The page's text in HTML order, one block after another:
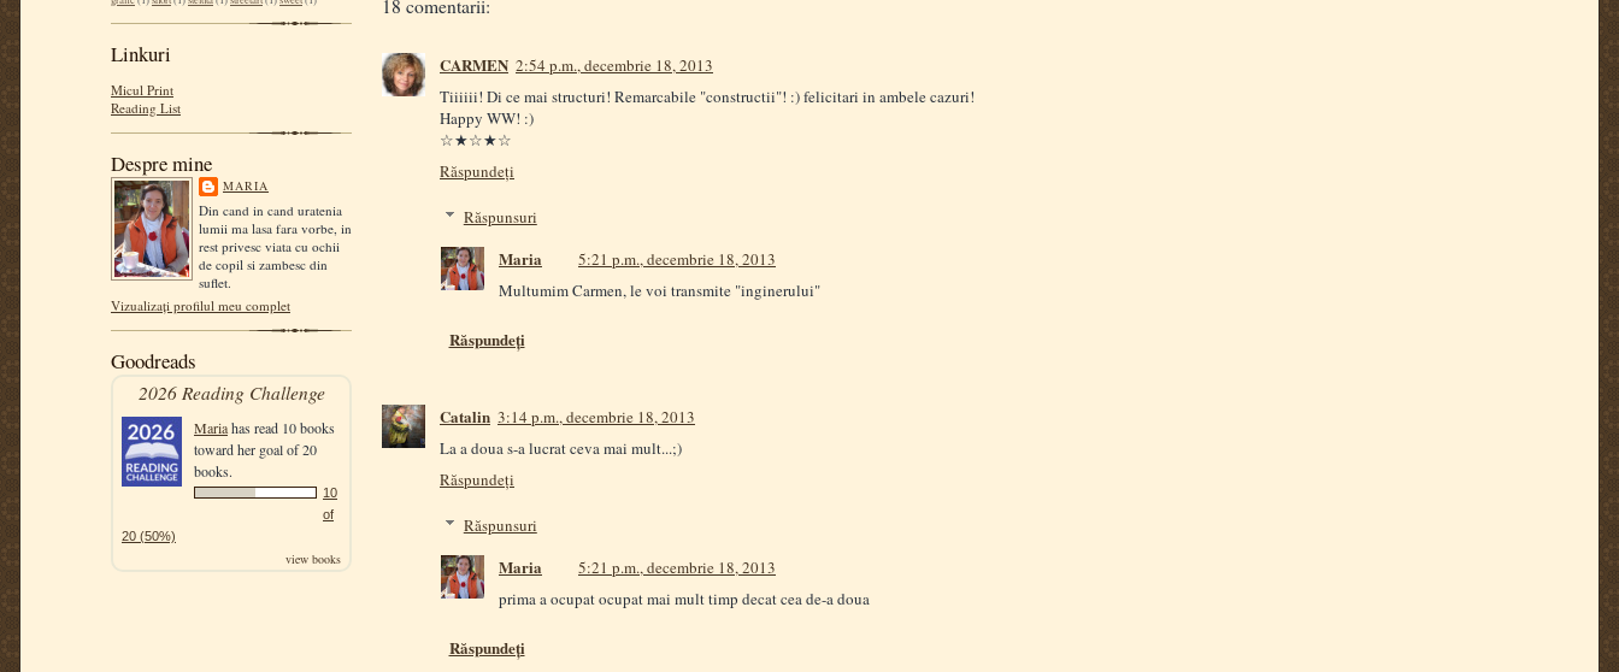
Linkuri
Micul Print
Reading List
Despre mine
MARIA
Din cand in cand uratenia
lumii ma lasa fara vorbe, in
rest privesc viata cu ochii
de copil si zambesc din
suflet.
Vizualizați profilul meu complet
Goodreads
2026 Reading Challenge
Mariahas read 10 books
toward her goal of 20
books.
10
of
20 (50%)
view books
18 comentarii:
CARMEN 2:54 p.m., decembrie 18, 2013
Tiiiiii! Di ce mai structuri! Remarcabile "constructii"! :) felicitari in ambele cazuri!
Happy WW! :)
☆★☆★☆
Răspundeți
Răspunsuri
Maria
5:21 p.m., decembrie 18, 2013
Multumim Carmen, le voi transmite "inginerului"
Răspundeți
Catalin 3:14 p.m., decembrie 18, 2013
La a doua s-a lucrat ceva mai mult...;)
Răspundeți
Răspunsuri
Maria
5:21 p.m., decembrie 18, 2013
prima a ocupat ocupat mai mult timp decat cea de-a doua
Răspundeți